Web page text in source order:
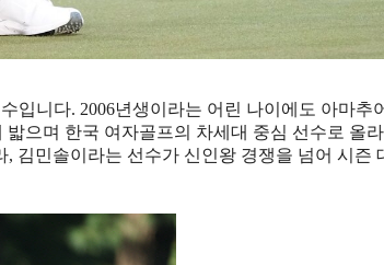
입니다. 2006년생이라는 어린 나이에도 아마추
으며 한국 여자골프의 차세대 중심 선수로 올
김민솔이라는 선수가 신인왕 경쟁을 넘어 시즌